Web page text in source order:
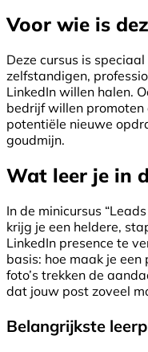
Voor wie is
Deze cursus is
zelfstandigen,
LinkedIn willen halen.
bedrijf willen promoten
potentiële nieuwe
goudmijn.
Wat leer je in
In de minicursus
krijg je een heldere,
LinkedIn presence te
basis: hoe maak je een
foto’s trekken de
dat jouw post zoveel
Belangrijkste